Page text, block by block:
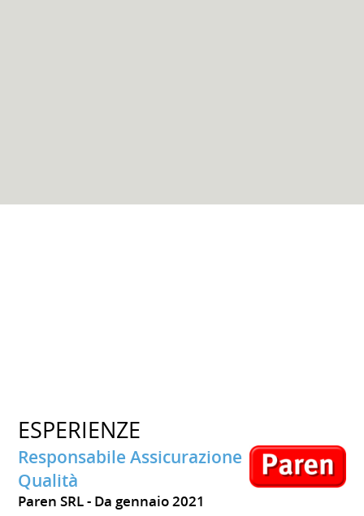
ESPERIENZE
Responsabile Assicurazione
Qualità
Paren SRL Da gennaio 2021